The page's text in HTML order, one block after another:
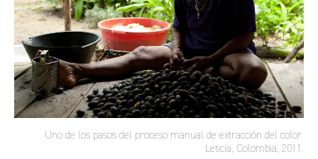
Uno de los pasos del proceso manual de extracción del color.
Leticia, Colombia, 2011.